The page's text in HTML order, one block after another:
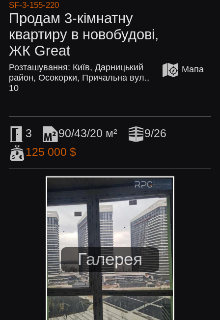
SF-3-155-220
Продам 3-кімнатну
квартиру в новобудові,
ЖК Great
Розташування: Київ, Дарницький
район, Осокорки, Причальна вул.,
10
Мапа
3 90/43/20 м²
9/26
125 000 $